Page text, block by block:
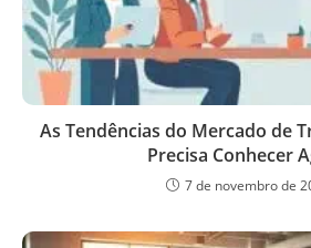
As Tendências do Mercado de
Precisa Conhecer
7 de novembro de